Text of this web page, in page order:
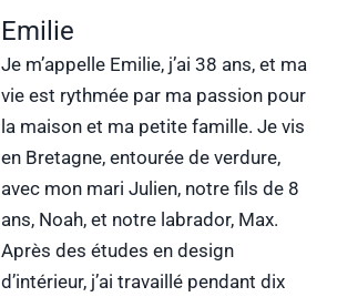
Emilie
Je m’appelle Emilie, j’ai 38 ans, et ma
vie est rythmée par ma passion pour
la maison et ma petite famille. Je vis
en Bretagne, entourée de verdure,
avec mon mari Julien, notre fils de 8
ans, Noah, et notre labrador, Max.
Après des études en design
d’intérieur, j’ai travaillé pendant dix